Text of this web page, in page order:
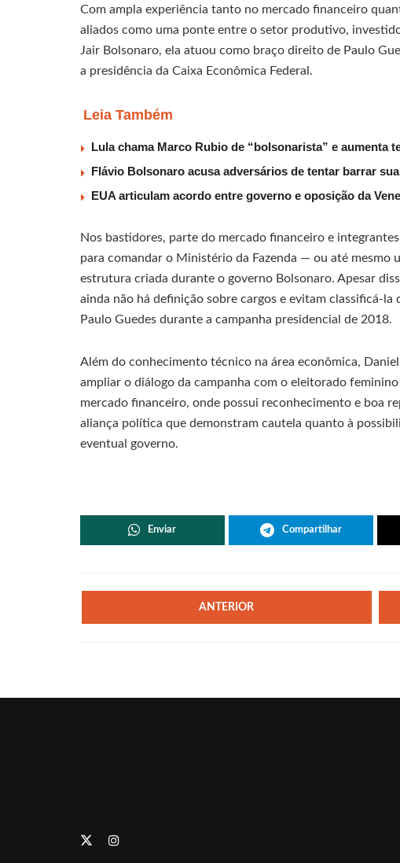
Com ampla experiência tanto no mercado financeiro
aliados como uma ponte entre o setor produtivo,
Jair Bolsonaro, ela atuou como braço direito de Paulo
a presidência da Caixa Econômica Federal.
Leia Também
Lula chama Marco Rubio de “bolsonarista” e aumenta
Flávio Bolsonaro acusa adversários de tentar barrar
EUA articulam acordo entre governo e oposição da
Nos bastidores, parte do mercado financeiro e
para comandar o Ministério da Fazenda — ou até mesmo
estrutura criada durante o governo Bolsonaro. Apesar
ainda não há definição sobre cargos e evitam classificá-la
Paulo Guedes durante a campanha presidencial de 2018.
Além do conhecimento técnico na área econômica,
ampliar o diálogo da campanha com o eleitorado
mercado financeiro, onde possui reconhecimento e boa
aliança política que demonstram cautela quanto à
eventual governo.
Enviar Compartilhar
ANTERIOR